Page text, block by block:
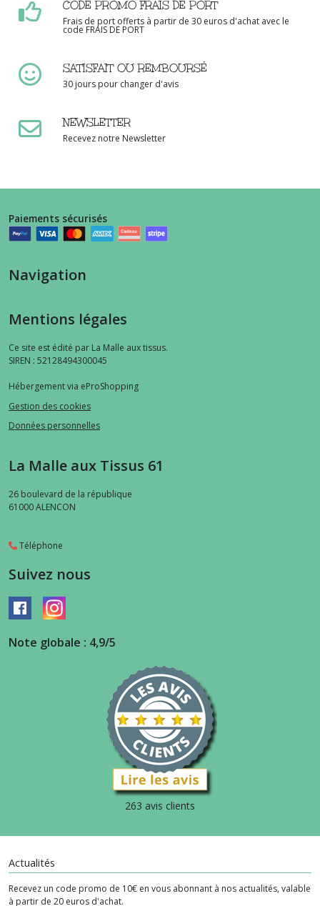
CODE PROMO FRAIS DE PORT
Frais de port offerts à partir de 30 euros d'achat avec le
code FRAIS DE PORT
SATISFAIT OU REMBOURSÉ
30 jours pour changer d'avis
NEWSLETTER
Recevez notre Newsletter
Paiements sécurisés
Navigation
Mentions légales
Ce site est édité par La Malle aux tissus.
SIREN : 52128494300045
Hébergement via eProShopping
Gestion des cookies
Données personnelles
La Malle aux Tissus 61
26 boulevard de la république
61000ALENCON
Téléphone
Suivez nous
Note globale : 4,9/5
263 avis clients
Actualités
Recevez un code promo de 10€ en vous abonnant à nos actualités, valable
à partir de 20 euros d'achat.